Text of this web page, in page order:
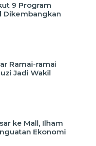
9 Program
Dikembangkan
Ramai-ramai
Jadi Wakil
ke Mall, Ilham
Ekonomi